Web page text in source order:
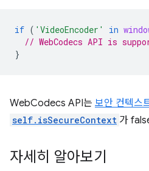
if ( 'VideoEncoder' in
// WebCodecs API is
}
WebCodecs API는 보안 컨텍스
self.isSecureContext 가
자세히 알아보기